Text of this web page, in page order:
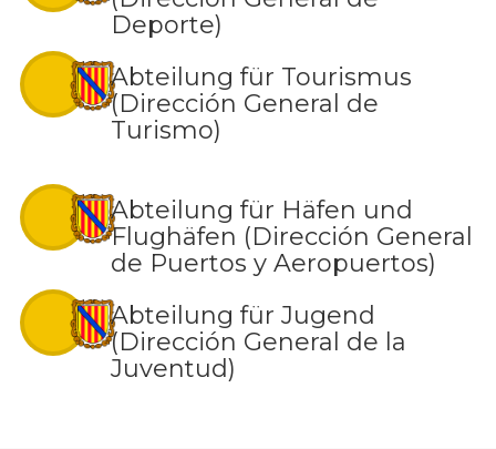
Deporte)
Abteilung für Tourismus
(Dirección General de
Turismo)
Abteilung für Häfen und
Flughäfen (Dirección General
de Puertos y Aeropuertos)
Abteilung für Jugend
(Dirección General de la
Juventud)